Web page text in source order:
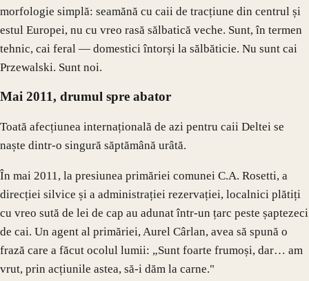
morfologie simplă: seamănă cu caii de tracțiune din centrul și
estul Europei, nu cu vreo rasă sălbatică veche. Sunt, în termen
tehnic, cai feral — domestici întorși la sălbăticie. Nu sunt cai
Przewalski. Sunt noi.
Mai 2011, drumul spre abator
Toată afecțiunea internațională de azi pentru caii Deltei se
naște dintr-o singură săptămână urâtă.
În mai 2011, la presiunea primăriei comunei C.A. Rosetti, a
direcției silvice și a administrației rezervației, localnici plătiți
cu vreo sută de lei de cap au adunat într-un țarc peste șaptezeci
de cai. Un agent al primăriei, Aurel Cârlan, avea să spună o
frază care a făcut ocolul lumii: „Sunt foarte frumoși, dar… am
vrut, prin acțiunile astea, să-i dăm la carne."